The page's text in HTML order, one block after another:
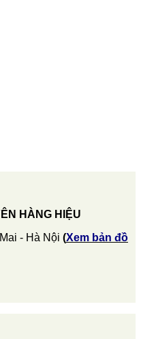
HÀNG HIỆU
- Hà Nội (Xem bản đồ